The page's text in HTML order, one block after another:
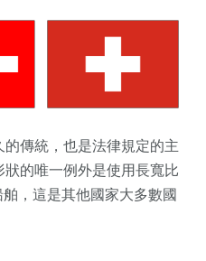
傳統，也是法律規定的主
的唯一例外是使用長寬比
，這是其他國家大多數國